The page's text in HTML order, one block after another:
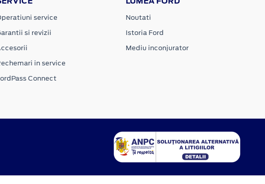
service
si revizii
in service
Connect
Noutati
Istoria Ford
Mediu inconjurator